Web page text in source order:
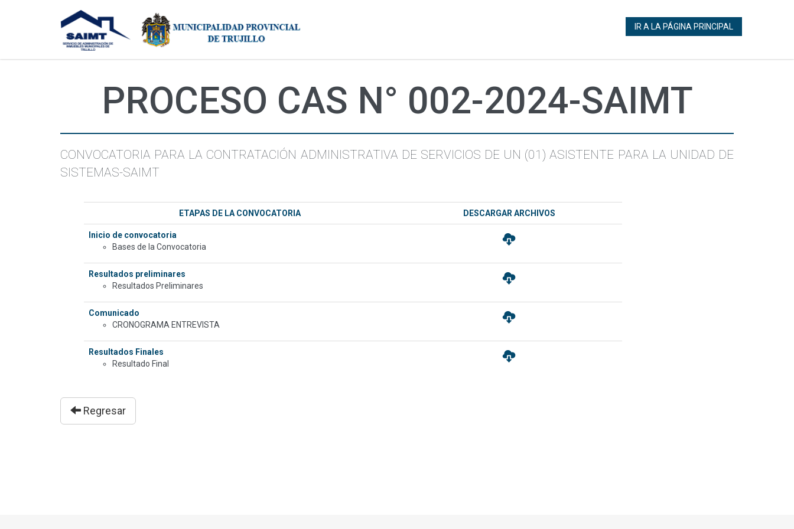
IR A LA PÁGINA PRINCIPAL
PROCESO CAS N° 002-2024-SAIMT
CONVOCATORIA PARA LA CONTRATACIÓN ADMINISTRATIVA DE SERVICIOS DE UN (01) ASISTENTE PARA LA UNIDAD DE
SISTEMAS-SAIMT
ETAPAS DE LA CONVOCATORIA DESCARGAR ARCHIVOS
Inicio de convocatoria
Bases de la Convocatoria
Resultados preliminares
Resultados Preliminares
Comunicado
CRONOGRAMA ENTREVISTA
Resultados Finales
Resultado Final
Regresar